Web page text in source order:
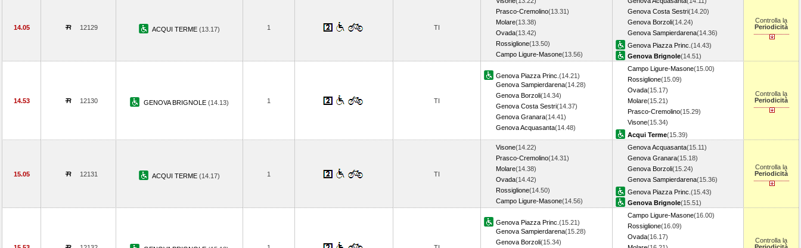
14.05 12129 ACQUI TERME (13.17) 1 TI
Prasco-Cremolino(13.31)
Molare(13.38)
Ovada(13.42)
Rossiglione(13.50)
Campo Ligure-Masone(13.56)
Genova Costa Sestri(14.20)
Genova Borzoli(14.24)
Genova Sampierdarena(14.36)
Genova Piazza Princ. (14.43)
Genova Brignole(14.51)
Controlla la
Periodicità
14.53 12130 GENOVA BRIGNOLE (14.13) 1 TI
Genova Piazza Princ. (14.21)
Genova Sampierdarena(14.28)
Genova Borzoli(14.34)
Genova Costa Sestri(14.37)
Genova Granara(14.41)
Genova Acquasanta(14.48)
Campo Ligure-Masone(15.00)
Rossiglione(15.09)
Ovada(15.17)
Molare(15.21)
Prasco-Cremolino(15.29)
Visone(15.34)
Acqui Terme(15.39)
Controlla la
Periodicità
15.05 12131 ACQUI TERME (14.17) 1 TI
Visone(14.22)
Prasco-Cremolino(14.31)
Molare(14.38)
Ovada(14.42)
Rossiglione(14.50)
Campo Ligure-Masone(14.56)
Genova Acquasanta(15.11)
Genova Granara(15.18)
Genova Borzoli(15.24)
Genova Sampierdarena(15.36)
Genova Piazza Princ. (15.43)
Genova Brignole(15.51)
Controlla la
Periodicità
Genova Piazza Princ. (15.21)
Genova Sampierdarena(15.28)
Genova Borzoli(15.34)
Campo Ligure-Masone(16.00)
Rossiglione(16.09)
Ovada(16.17)
Controlla la